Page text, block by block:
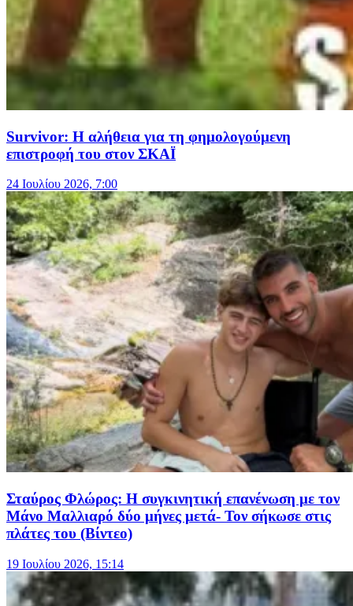
Survivor: Η αλήθεια για τη φημολογούμενη
επιστροφή του στον ΣΚΑΪ
24 Ιουλίου 2026, 7:00
Σταύρος Φλώρος: Η συγκινητική επανένωση με τον
Μάνο Μαλλιαρό δύο μήνες μετά- Τον σήκωσε στις
πλάτες του (Βίντεο)
19 Ιουλίου 2026, 15:14